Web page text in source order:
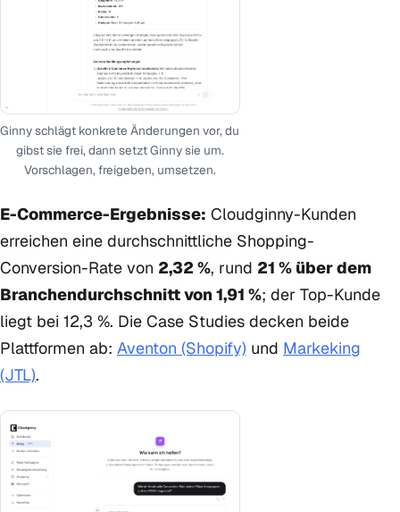
Ginny schlägt konkrete Änderungen vor, du
gibst sie frei, dann setzt Ginny sie um.
Vorschlagen, freigeben, umsetzen.
E-Commerce-Ergebnisse: Cloudginny-Kunden
erreichen eine durchschnittliche Shopping-
Conversion-Rate von 2,32 %, rund 21 % über dem
Branchendurchschnitt von 1,91 %; der Top-Kunde
liegt bei 12,3 %. Die Case Studies decken beide
Plattformen ab: Aventon (Shopify) und Markeking
(JTL).